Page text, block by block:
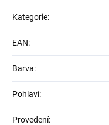
Kategorie:
EAN:
Barva:
Pohlaví:
Provedení: